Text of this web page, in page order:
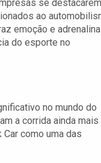
se
ao
emoção e adrenalina
do esporte no
no mundo do
a corrida ainda mais
como uma das